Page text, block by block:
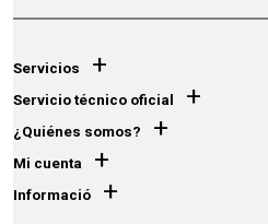
Servicios +
Servicio técnico oficial +
¿Quiénes somos? +
Mi cuenta +
Informació +